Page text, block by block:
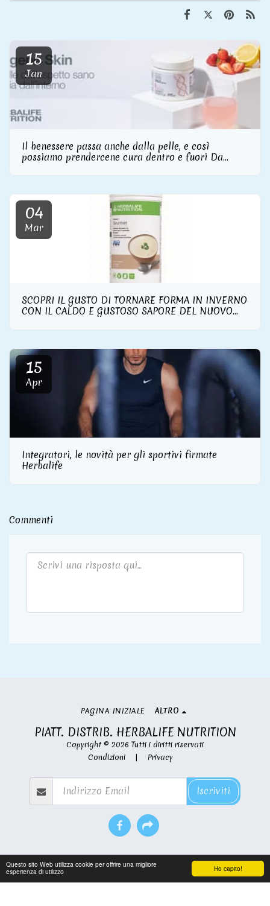
Ho capito!
Questo sito Web utilizza cookie per offrire una migliore
esperienza di utilizzo
15
Jan
Il benessere passa anche dalla pelle, e così
possiamo prendercene cura dentro e fuori Da
04
Mar
SCOPRI IL GUSTO DI TORNARE FORMA IN INVERNO
CON IL CALDO E GUSTOSO SAPORE DEL NUOVO
15
Apr
Integratori, le novità per gli sportivi firmate
Herbalife
Commenti
PIATT. DISTRIB. HERBALIFE NUTRITION
Copyright © 2026 Tutti i diritti riservati
Condizioni| Privacy
PAGINA INIZIALE ALTRO
Iscriviti